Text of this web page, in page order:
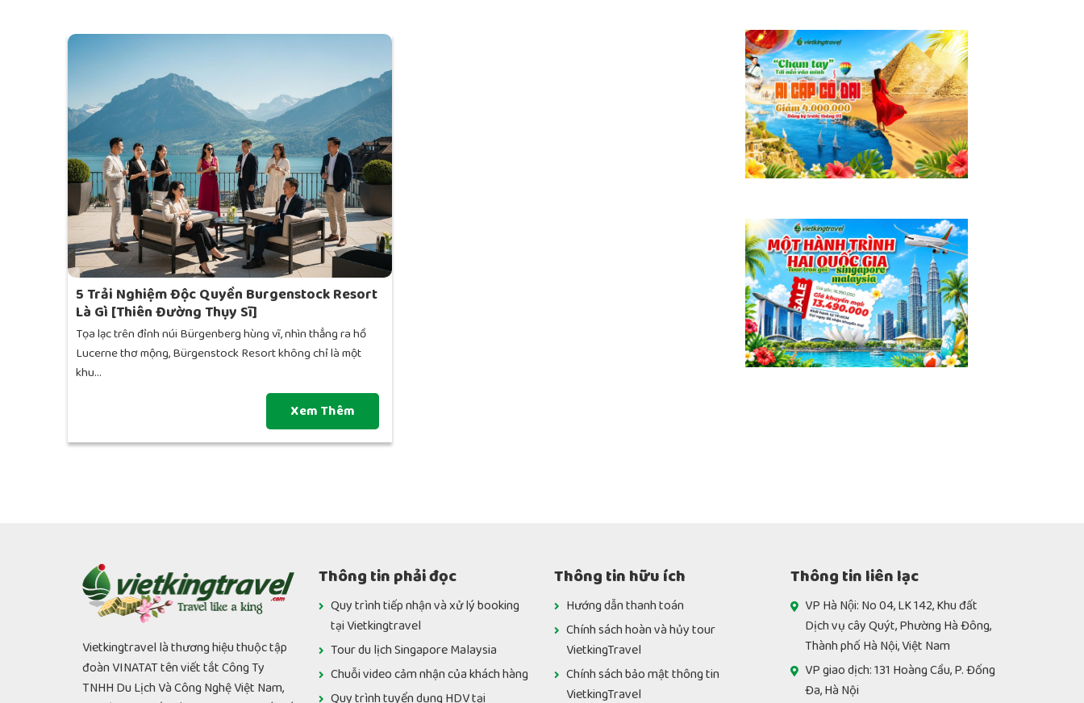
5 Trải Nghiệm Độc Quyền Burgenstock Resort
Là Gì [Thiên Đường Thụy Sĩ]
Tọa lạc trên đỉnh núi Bürgenberg hùng vĩ, nhìn thẳng ra hồ
Lucerne thơ mộng, Bürgenstock Resort không chỉ là một
khu...
Xem Thêm
Vietkingtravel là thương hiệu thuộc tập
đoàn VINATAT tên viết tắt Công Ty
TNHH Du Lịch Và Công Nghệ Việt Nam,
Thông tin phải đọc
Quy trình tiếp nhận và xử lý booking
tại Vietkingtravel
Tour du lịch Singapore Malaysia
Chuỗi video cảm nhận của khách hàng
Quy trình tuyển dụng HDV tại
Thông tin hữu ích
Hướng dẫn thanh toán
Chính sách hoàn và hủy tour
VietkingTravel
Chính sách bảo mật thông tin
VietkingTravel
Thông tin liên lạc
VP Hà Nội: No 04, LK 142, Khu đất
Dịch vụ cây Quýt, Phường Hà Đông,
Thành phố Hà Nội, Việt Nam
VP giao dịch: 131 Hoàng Cầu, P. Đống
Đa, Hà Nội